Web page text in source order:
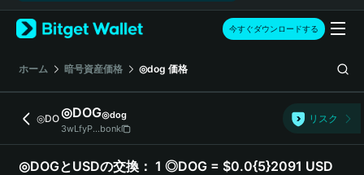
Español (Latinoamérica)
Türkçe
Français
Deutsch
繁體中文
Português (Portugal)
Bahasa Indonesia
今すぐダウンロードする
ホーム 暗号資産価格 ◎dog 価格
◎DO ◎DOG◎dog
3wLfyP...bonk
リスク
◎DOGとUSDの交換： 1 ◎DOG = $0.0{5}2091 USD